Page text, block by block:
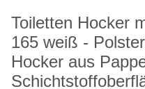
Toiletten Hocker
165 weiß -
Hocker aus